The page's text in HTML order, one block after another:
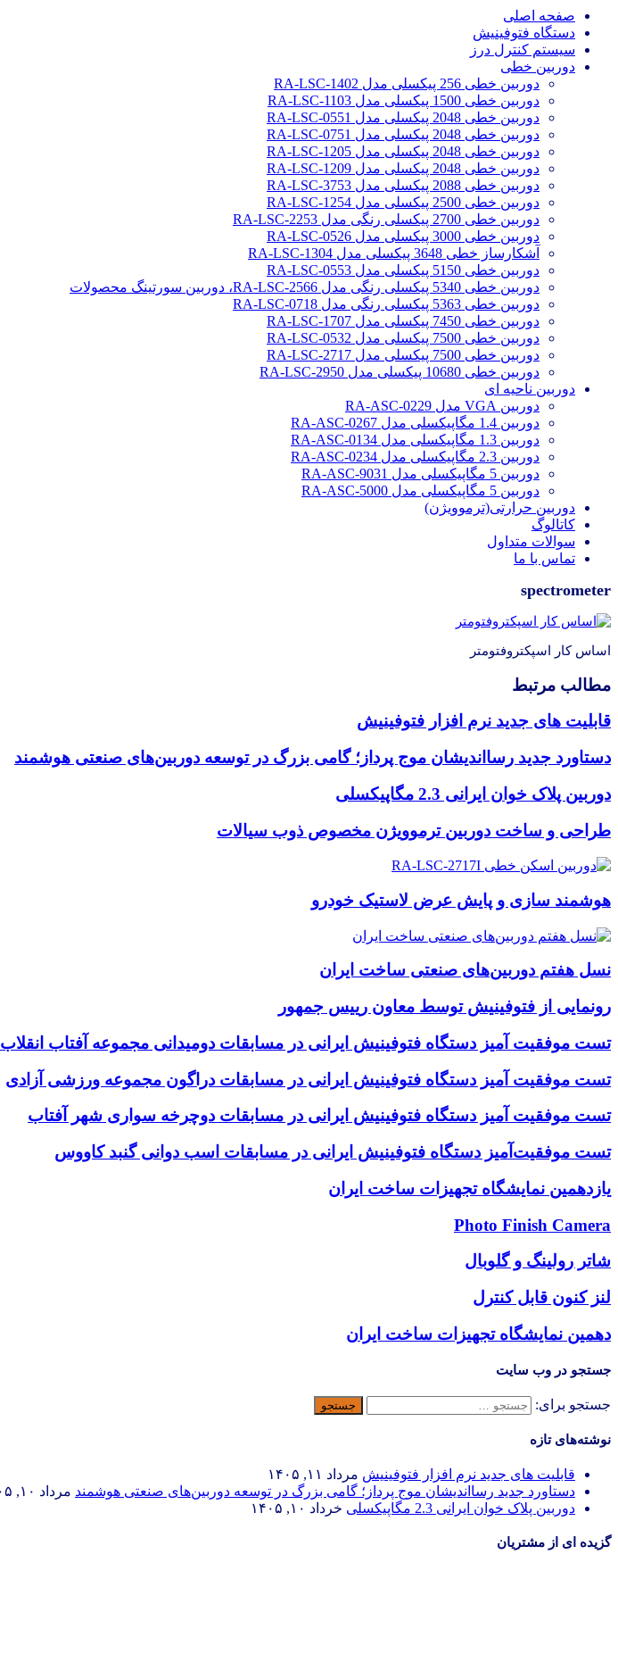
صفحه اصلی
دستگاه فتوفینیش
سیستم کنترل درز
دوربین خطی
دوربین خطی 256 پیکسلی مدل RA-LSC-1402
دوربین خطی 1500 پیکسلی مدل RA-LSC-1103
دوربین خطی 2048 پیکسلی مدل RA-LSC-0551
دوربین خطی 2048 پیکسلی مدل RA-LSC-0751
دوربین خطی 2048 پیکسلی مدل RA-LSC-1205
دوربین خطی 2048 پیکسلی مدل RA-LSC-1209
دوربین خطی 2088 پیکسلی مدل RA-LSC-3753
دوربین خطی 2500 پیکسلی مدل RA-LSC-1254
دوربین خطی 2700 پیکسلی رنگی مدل RA-LSC-2253
دوربین خطی 3000 پیکسلی مدل RA-LSC-0526
آشکارساز خطی 3648 پیکسلی مدل RA-LSC-1304
دوربین خطی 5150 پیکسلی مدل RA-LSC-0553
دوربین خطی 5340 پیکسلی رنگی مدل RA-LSC-2566، دوربین سورتینگ محصولات
دوربین خطی 5363 پیکسلی رنگی مدل RA-LSC-0718
دوربین خطی 7450 پیکسلی مدل RA-LSC-1707
دوربین خطی 7500 پیکسلی مدل RA-LSC-0532
دوربین خطی 7500 پیکسلی مدل RA-LSC-2717
دوربین خطی 10680 پیکسلی مدل RA-LSC-2950
دوربین ناحیه ای
دوربین VGA مدل RA-ASC-0229
دوربین 1.4 مگاپیکسلی مدل RA-ASC-0267
دوربین 1.3 مگاپیکسلی مدل RA-ASC-0134
دوربین 2.3 مگاپیکسلی مدل RA-ASC-0234
دوربین 5 مگاپیکسلی مدل RA-ASC-9031
دوربین 5 مگاپیکسلی مدل RA-ASC-5000
دوربین حرارتی(ترموویژن)
کاتالوگ
سوالات متداول
تماس با ما
spectrometer
اساس کار اسپکتروفتومتر
مطالب مرتبط
قابلیت های جدید نرم افزار فتوفینیش
دستاورد جدید رسااندیشان موج پرداز؛ گامی بزرگ در توسعه دوربین‌های صنعتی هوشمند
دوربین پلاک خوان ایرانی 2.3 مگاپیکسلی
طراحی و ساخت دوربین ترموویژن مخصوص ذوب سیالات
هوشمند سازی و پایش عرض لاستیک خودرو
نسل هفتم دوربین‌های صنعتی ساخت ایران
رونمایی از فتوفینیش توسط معاون رییس جمهور
تست موفقیت آمیز دستگاه فتوفینیش ایرانی در مسابقات دومیدانی مجموعه آفتاب انقلاب
تست موفقیت آمیز دستگاه فتوفینیش ایرانی در مسابقات دراگون مجموعه ورزشی آزادی
تست موفقیت آمیز دستگاه فتوفینیش ایرانی در مسابقات دوچرخه سواری شهر آفتاب
تست موفقیت‌آمیز دستگاه فتوفینیش ایرانی در مسابقات اسب دوانی گنبد کاووس
یازدهمین نمایشگاه تجهیزات ساخت ایران
Photo Finish Camera
شاتر رولینگ و گلوبال
لنز کنون قابل کنترل
دهمین نمایشگاه تجهیزات ساخت ایران
جستجو در وب سایت
جستجو برای:
نوشته‌های تازه
قابلیت های جدید نرم افزار فتوفینیش مرداد ۱۱, ۱۴۰۵
دستاورد جدید رسااندیشان موج پرداز؛ گامی بزرگ در توسعه دوربین‌های صنعتی هوشمند مرداد ۱۰, ۱۴۰۵
دوربین پلاک خوان ایرانی 2.3 مگاپیکسلی
خرداد ۱۰, ۱۴۰۵
گزیده ای از مشتریان